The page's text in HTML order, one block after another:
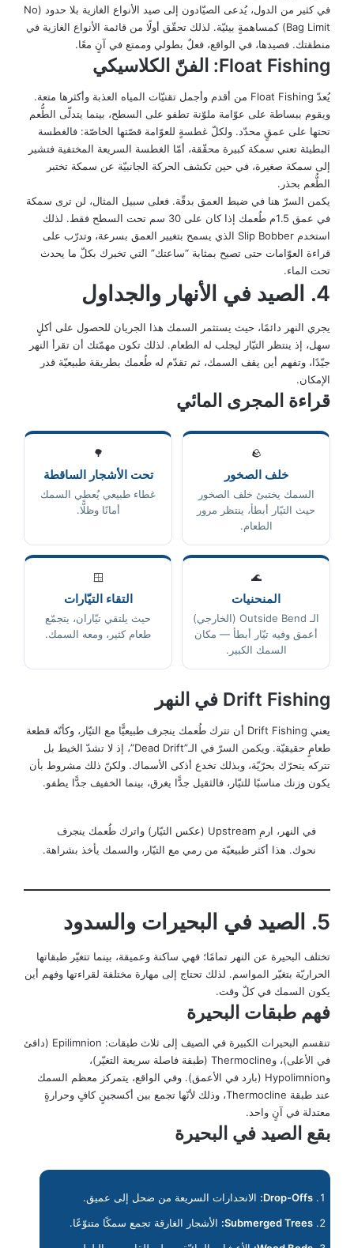
في كثير من الدول، يُدعى الصيّادون إلى صيد الأنواع الغازية بلا حدود (No
Bag Limit) كمساهمةٍ بيئيّة. لذلك تحقّق أولًا من قائمة الأنواع الغازية في
منطقتك. فصيدها، في الواقع، فعلٌ بطولي وممتع في آنٍ معًا.
Float Fishing: الفنّ الكلاسيكي
يُعدّ Float Fishing من أقدم وأجمل تقنيّات المياه العذبة وأكثرها متعة.
ويقوم ببساطة على عوّامة ملوّنة تطفو على السطح، بينما يتدلّى الطُّعم
تحتها على عمقٍ محدّد. ولكلّ غطسةٍ للعوّامة قصّتها الخاصّة: فالغطسة
البطيئة تعني سمكة كبيرة محقّقة، أمّا الغطسة السريعة المختفية فتشير
إلى سمكة صغيرة، في حين تكشف الحركة الجانبيّة عن سمكة تختبر
الطُّعم بحذر.
يكمن السرّ هنا في ضبط العمق بدقّة. فعلى سبيل المثال، لن ترى سمكة
في عمق 1.5م طُعمك إذا كان على 30 سم تحت السطح فقط. لذلك
استخدم Slip Bobber الذي يسمح بتغيير العمق بسرعة، وتدرّب على
قراءة العوّامات حتى تصبح بمثابة “ساعتك” التي تخبرك بكلّ ما يحدث
تحت الماء.
4. الصيد في الأنهار والجداول
يجري النهر دائمًا، حيث يستثمر السمك هذا الجريان للحصول على أكلٍ
سهل، إذ ينتظر التيّار ليجلب له الطعام. لذلك تكون مهمّتك أن تقرأ النهر
جيّدًا، وتفهم أين يقف السمك، ثم تقدّم له طُعمك بطريقة طبيعيّة قدر
الإمكان.
قراءة المجرى المائي
🪨
خلف الصخور
السمك يختبئ خلف الصخور
حيث التيّار أبطأ، ينتظر مرور
الطعام.
🌳
تحت الأشجار الساقطة
غطاء طبيعي يُعطي السمك
أمانًا وظلًّا.
🌊
المنحنيات
الـ Outside Bend (الخارجي)
أعمق وفيه تيّار أبطأ — مكان
السمك الكبير.
🪟
التقاء التيّارات
حيث يلتقي تيّاران، يتجمّع
طعام كثير، ومعه السمك.
Drift Fishing في النهر
يعني Drift Fishing أن تترك طُعمك ينجرف طبيعيًّا مع التيّار، وكأنّه قطعة
طعامٍ حقيقيّة. ويكمن السرّ في الـ”Dead Drift”، إذ لا تشدّ الخيط بل
تتركه يتحرّك بحرّيّة، وبذلك تخدع أذكى الأسماك. ولكنّ ذلك مشروط بأن
يكون وزنك مناسبًا للتيّار، فالثقيل جدًّا يغرق، بينما الخفيف جدًّا يطفو.
في النهر، ارمِ Upstream (عكس التيّار) واترك طُعمك ينجرف
نحوك. هذا أكثر طبيعيّة من رمي مع التيّار، والسمك يأخذ بشراهة.
5. الصيد في البحيرات والسدود
تختلف البحيرة عن النهر تمامًا؛ فهي ساكنة وعميقة، بينما تتغيّر طبقاتها
الحراريّة بتغيّر المواسم. لذلك تحتاج إلى مهارة مختلفة لقراءتها وفهم أين
يكون السمك في كلّ وقت.
فهم طبقات البحيرة
تنقسم البحيرات الكبيرة في الصيف إلى ثلاث طبقات: Epilimnion (دافئ
في الأعلى)، وThermocline (طبقة فاصلة سريعة التغيّر)،
وHypolimnion (بارد في الأعمق). وفي الواقع، يتمركز معظم السمك
عند طبقة Thermocline، وذلك لأنّها تجمع بين أكسجينٍ كافٍ وحرارةٍ
معتدلة في آنٍ واحد.
بقع الصيد في البحيرة
Drop-Offs:
الانحدارات السريعة من ضحل إلى عميق.
Submerged Trees: الأشجار الغارقة تجمع سمكًا متنوّعًا.